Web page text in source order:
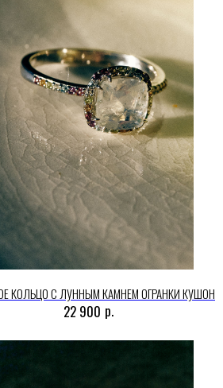
КОЛЬЦО С ЛУННЫМ КАМНЕМ ОГРАНКИ КУШОН
22 900 р.